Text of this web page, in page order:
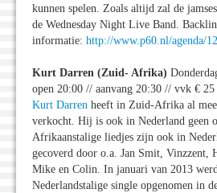
kunnen spelen. Zoals altijd zal de
de Wednesday Night Live Band.
informatie: http://www.p60.nl/agenda/
Kurt Darren (Zuid- Afrika)
open 20:00 // aanvang 20:30 // vvk €
Kurt Darren heeft in Zuid-Afrika al
verkocht. Hij is ook in Nederland geen
Afrikaanstalige liedjes zijn ook in
gecoverd door o.a. Jan Smit, Vinzzent,
Mike en Colin. In januari van 2013
Nederlandstalige single opgenomen in